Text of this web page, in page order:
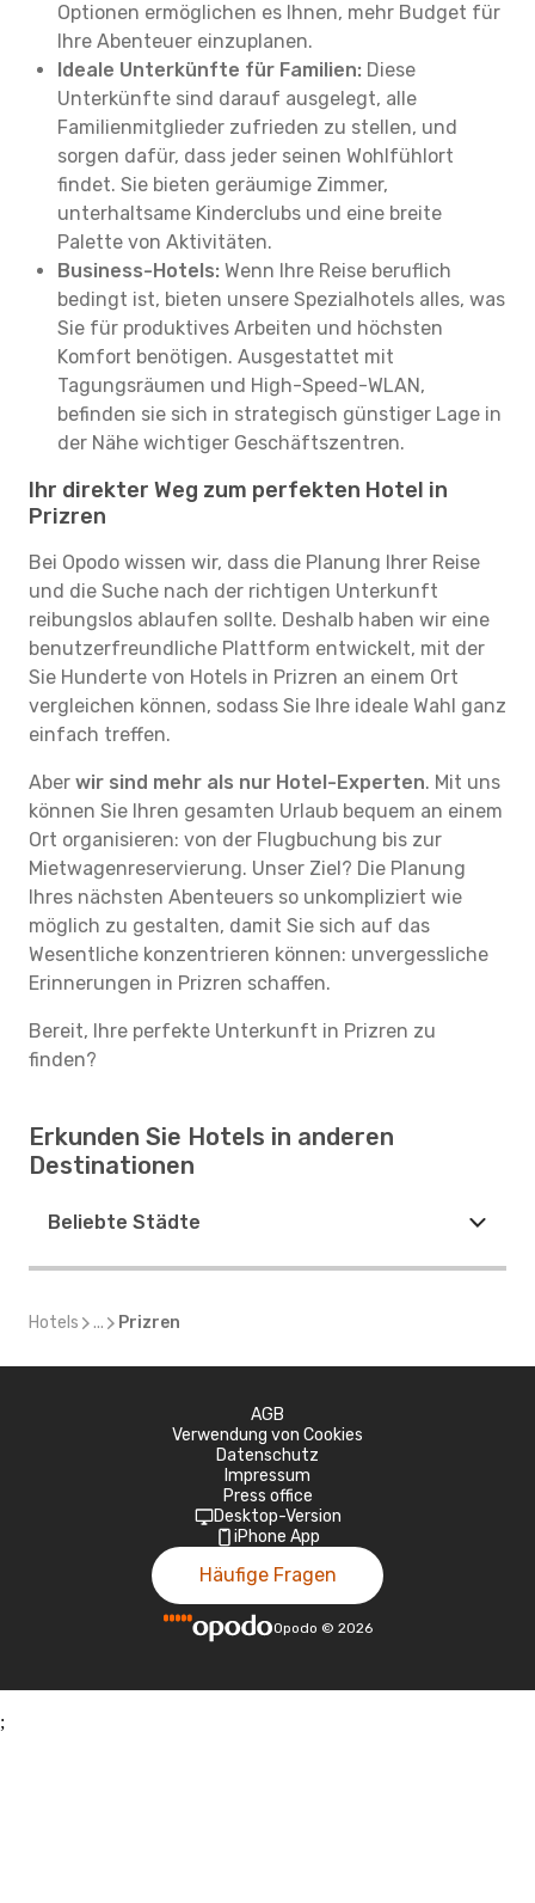
Optionen ermöglichen es Ihnen, mehr Budget für
Ihre Abenteuer einzuplanen.
Ideale Unterkünfte für Familien: Diese
Unterkünfte sind darauf ausgelegt, alle
Familienmitglieder zufrieden zu stellen, und
sorgen dafür, dass jeder seinen Wohlfühlort
findet. Sie bieten geräumige Zimmer,
unterhaltsame Kinderclubs und eine breite
Palette von Aktivitäten.
Business-Hotels: Wenn Ihre Reise beruflich
bedingt ist, bieten unsere Spezialhotels alles, was
Sie für produktives Arbeiten und höchsten
Komfort benötigen. Ausgestattet mit
Tagungsräumen und High-Speed-WLAN,
befinden sie sich in strategisch günstiger Lage in
der Nähe wichtiger Geschäftszentren.
Ihr direkter Weg zum perfekten Hotel in
Prizren
Bei Opodo wissen wir, dass die Planung Ihrer Reise
und die Suche nach der richtigen Unterkunft
reibungslos ablaufen sollte. Deshalb haben wir eine
benutzerfreundliche Plattform entwickelt, mit der
Sie Hunderte von Hotels in Prizren an einem Ort
vergleichen können, sodass Sie Ihre ideale Wahl ganz
einfach treffen.
Aber wir sind mehr als nur Hotel-Experten. Mit uns
können Sie Ihren gesamten Urlaub bequem an einem
Ort organisieren: von der Flugbuchung bis zur
Mietwagenreservierung. Unser Ziel? Die Planung
Ihres nächsten Abenteuers so unkompliziert wie
möglich zu gestalten, damit Sie sich auf das
Wesentliche konzentrieren können: unvergessliche
Erinnerungen in Prizren schaffen.
Bereit, Ihre perfekte Unterkunft in Prizren zu
finden?
Erkunden Sie Hotels in anderen
Destinationen
Beliebte Städte
Hotels ... Prizren
AGB
Verwendung von Cookies
Datenschutz
Impressum
Press office
Desktop-Version
iPhone App
Häufige Fragen
Opodo © 2026
;